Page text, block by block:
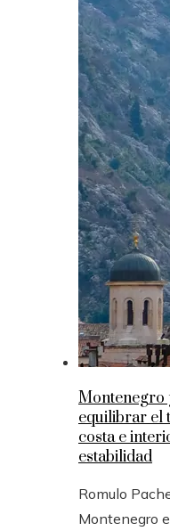
Montenegro
equilibrar el
costa e
estabilidad
Romulo
Montenegro